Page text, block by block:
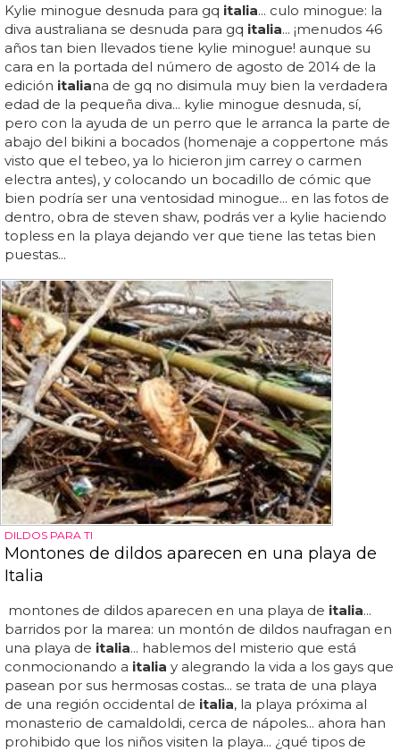
Kylie minogue desnuda para gq italia... culo minogue: la
diva australiana se desnuda para gq italia... ¡menudos 46
años tan bien llevados tiene kylie minogue! aunque su
cara en la portada del número de agosto de 2014 de la
edición italiana de gq no disimula muy bien la verdadera
edad de la pequeña diva... kylie minogue desnuda, sí,
pero con la ayuda de un perro que le arranca la parte de
abajo del bikini a bocados (homenaje a coppertone más
visto que el tebeo, ya lo hicieron jim carrey o carmen
electra antes), y colocando un bocadillo de cómic que
bien podría ser una ventosidad minogue... en las fotos de
dentro, obra de steven shaw, podrás ver a kylie haciendo
topless en la playa dejando ver que tiene las tetas bien
puestas...
DILDOS PARA TI
Montones de dildos aparecen en una playa de
Italia
montones de dildos aparecen en una playa de italia...
barridos por la marea: un montón de dildos naufragan en
una playa de italia... hablemos del misterio que está
conmocionando a italia y alegrando la vida a los gays que
pasean por sus hermosas costas... se trata de una playa
de una región occidental de italia, la playa próxima al
monasterio de camaldoldi, cerca de nápoles... ahora han
prohibido que los niños visiten la playa... ¿qué tipos de